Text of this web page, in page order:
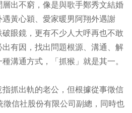
出不窮，像是與歌手鄭秀文結婚
黃心穎、愛家暖男阿翔外遇謝
眼鏡，更有不少人大呼再也不敢
有因，找出問題根源、溝通、解
溝通方式，「抓猴」就是其一。
指抓出軌的老公，但根據從事徵信
徵信社股份有限公司副總，同時也